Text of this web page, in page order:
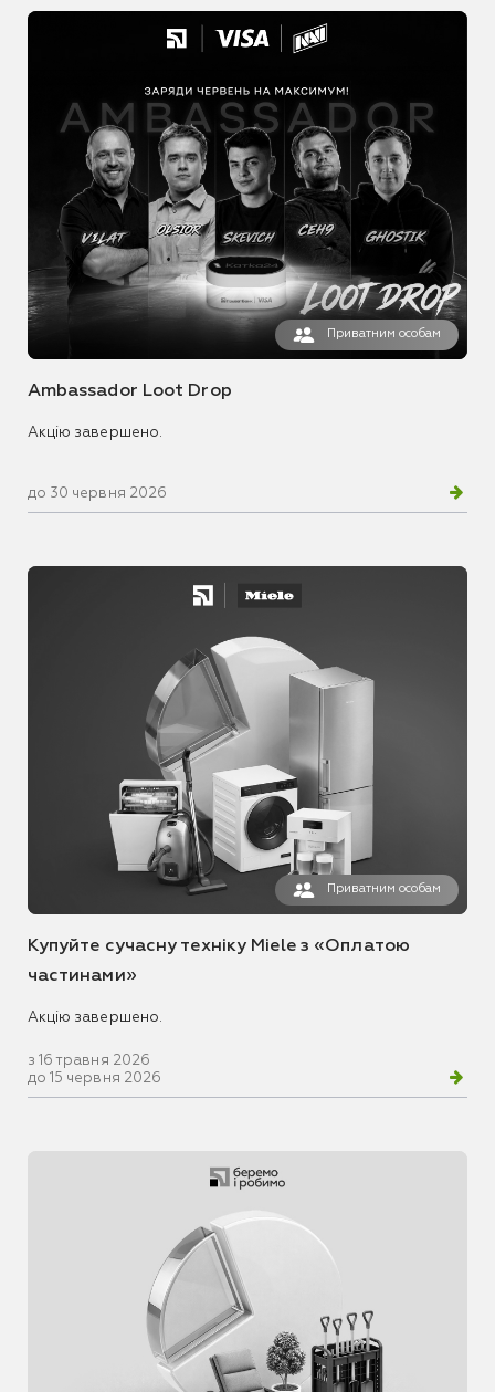
Приватним особам
Ambassador Loot Drop
Акцію завершено.
до 30 червня 2026
Приватним особам
Купуйте сучасну техніку Miele з «Оплатою
частинами»
Акцію завершено.
з 16 травня 2026
до 15 червня 2026